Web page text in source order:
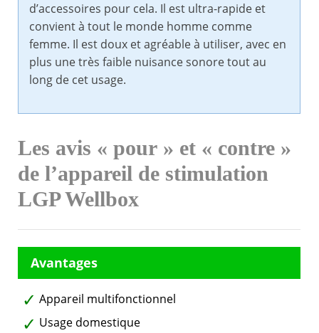
d’accessoires pour cela. Il est ultra-rapide et
convient à tout le monde homme comme
femme. Il est doux et agréable à utiliser, avec en
plus une très faible nuisance sonore tout au
long de cet usage.
Les avis « pour » et « contre »
de l’appareil de stimulation
LGP Wellbox
Appareil multifonctionnel
Usage domestique